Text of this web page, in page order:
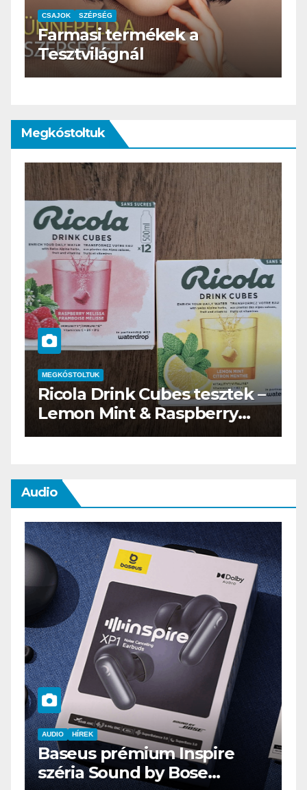
a
CSAJOK
HERBioticum
Megkóstoltuk
Drink Cubes tesztek –
Mint & Raspberry
MEGKÓSTOLTUK
teszt
Audio
prémium Inspire
Sound by Bose
AUDIO MŰSZAKI